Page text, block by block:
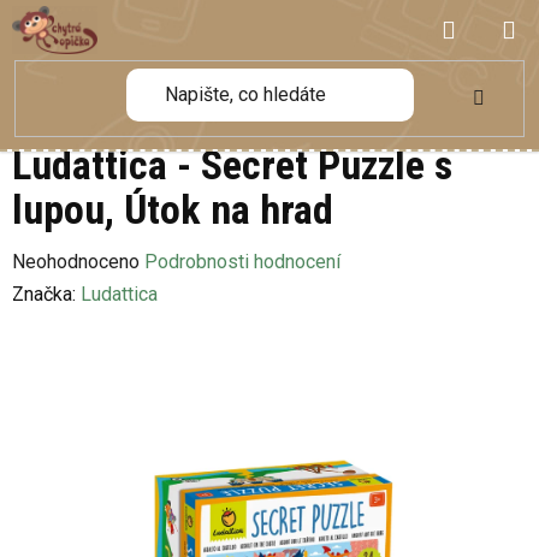
Přejít
na
obsah
KOŠÍK
Ludattica - Secret Puzzle s
lupou, Útok na hrad
Průměrné
hodnocení
Neohodnoceno Podrobnosti hodnocení
Značka: Ludattica